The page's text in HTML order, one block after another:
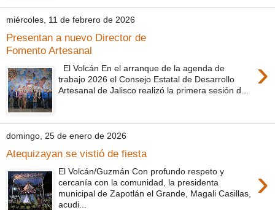
miércoles, 11 de febrero de 2026
Presentan a nuevo Director de
Fomento Artesanal
›
El Volcán En el arranque de la agenda de
trabajo 2026 el Consejo Estatal de Desarrollo
Artesanal de Jalisco realizó la primera sesión d...
domingo, 25 de enero de 2026
Atequizayan se vistió de fiesta
›
El Volcán/Guzmán Con profundo respeto y
cercanía con la comunidad, la presidenta
municipal de Zapotlán el Grande, Magali Casillas,
acudi...